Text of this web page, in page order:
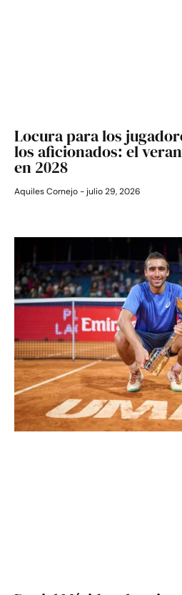
Locura para los
los aficionados: el
en 2028
Aquiles Cornejo julio 29, 2026